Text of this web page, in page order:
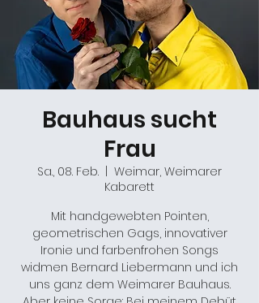
Bauhaus sucht
Frau
Sa., 08. Feb.
Weimar, Weimarer
Kabarett
Mit handgewebten Pointen,
geometrischen Gags, innovativer
Ironie und farbenfrohen Songs
widmen Bernard Liebermann und ich
uns ganz dem Weimarer Bauhaus.